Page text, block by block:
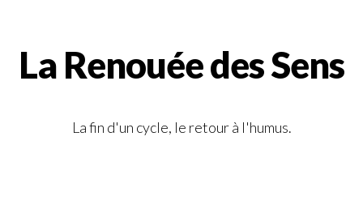
La Renouée des Sens
La fin d'un cycle, le retour à l'humus.